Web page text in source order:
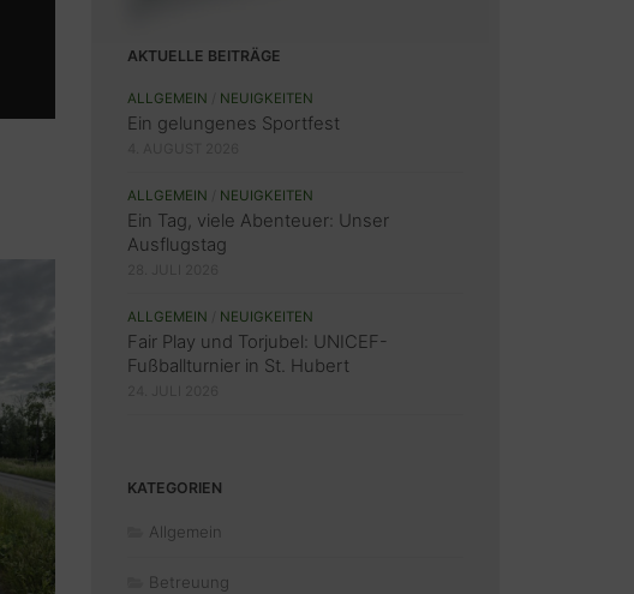
AKTUELLE BEITRÄGE
ALLGEMEIN NEUIGKEITEN
Ein gelungenes Sportfest
ALLGEMEIN NEUIGKEITEN
Ein Tag, viele Abenteuer: Unser
Ausflugstag
ALLGEMEIN NEUIGKEITEN
Fair Play und Torjubel: UNICEF-
Fußballturnier in St. Hubert
KATEGORIEN
Allgemein
Betreuung